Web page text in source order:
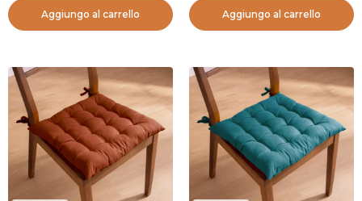
Aggiungo al carrello Aggiungo al carrello